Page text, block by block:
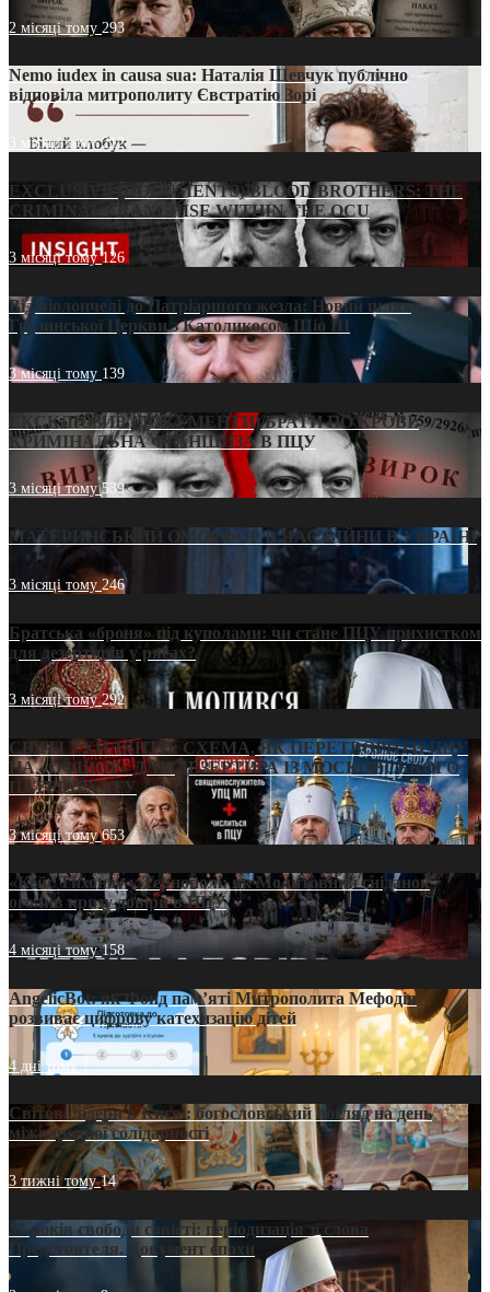
2 місяці тому 293
Nemo iudex in causa sua: Наталія Шевчук публічно
відповіла митрополиту Євстратію Зорі
3 місяці тому212
EXCLUSIVE (DOCUMENTS)/BLOOD BROTHERS: THE
CRIMINAL FRANCHISE WITHIN THE OCU
3 місяці тому126
Від віолончелі до Патріаршого жезла: Новий шлях
Грузинської Церкви з Католикосом Шіо III
3 місяці тому 139
ЕКСКЛЮЗИВ (ДОКУМЕНТИ)/БРАТИ ПО КРОВІ:
КРИМІНАЛЬНА ФРАНШИЗА В ПЦУ
3 місяці тому539
МАТЕРИНСЬКИЙ ОМОРФОР В ЧАС ВІЙНИ В УКРАЇНІ
3 місяці тому246
Братська «броня» під куполами: чи стане ПЦУ прихистком
для дезертирів у рясах?
3 місяці тому292
СВЯТІ УХИЛЯНТИ: СХЕМА, ЯК ПЕРЕТВОРИТИ ПЦУ
НА «ОФШОР» ДЛЯ ДЕЗЕРТИРА ІЗ МОСКОВСЬКОГО
ПАТРІАРХАТУ
3 місяці тому653
«Кейс Тихона» у Тернополі: як Молитовний сніданок
оголив кризу довіри в ПЦУ
4 місяці тому158
AngelicBot: як Фонд пам’яті Митрополита Мефодія
розвиває цифрову катехизацію дітей
4 дні тому7
Світові лідери в Києві: богословський погляд на день
міжнародної солідарності
3 тижні тому14
35 років свободи совісті: періодизація зі слова
Предстоятеля. Документ епохи